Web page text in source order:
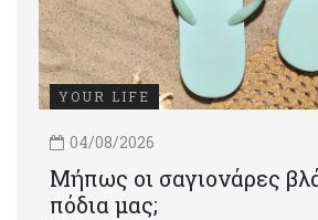
YOUR LIFE
04/08/2026
Μήπως οι σαγιονάρες
πόδια μας;